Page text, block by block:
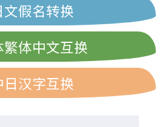
文假名转换
繁体中文互换
日汉字互换